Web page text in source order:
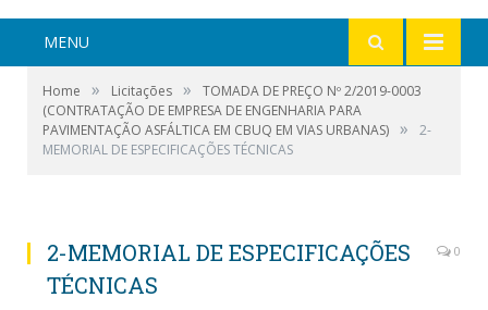
MENU
Home » Licitações »
TOMADA DE PREÇO Nº 2/2019-0003
(CONTRATAÇÃO DE EMPRESA DE ENGENHARIA PARA
PAVIMENTAÇÃO ASFÁLTICA EM CBUQ EM VIAS URBANAS) »
2-
MEMORIAL DE ESPECIFICAÇÕES TÉCNICAS
2-MEMORIAL DE ESPECIFICAÇÕES
TÉCNICAS
0